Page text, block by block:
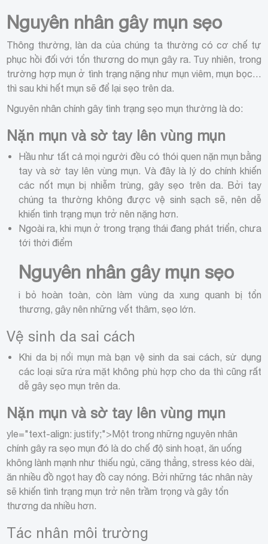
Nguyên nhân gây mụn sẹo
Thông thường, làn da của chúng ta thường có cơ chế tự
phục hồi đối với tổn thương do mụn gây ra. Tuy nhiên, trong
trường hợp mụn ở tình trạng nặng như mụn viêm, mụn bọc…
thì sau khi hết mụn sẽ để lại sẹo trên da.
Nguyên nhân chính gây tình trạng sẹo mụn thường là do:
Nặn mụn và sờ tay lên vùng mụn
Hầu như tất cả mọi người đều có thói quen nặn mụn bằng
tay và sờ tay lên vùng mụn. Và đây là lý do chính khiến
các nốt mụn bị nhiễm trùng, gây sẹo trên da. Bởi tay
chúng ta thường không được vệ sinh sạch sẽ, nên dễ
khiến tình trạng mụn trở nên nặng hơn.
Ngoài ra, khi mụn ở trong trạng thái đang phát triển, chưa
tới thời điểm
Nguyên nhân gây mụn sẹo
i bỏ hoàn toàn, còn làm vùng da xung quanh bị tổn
thương, gây nên những vết thâm, sẹo lớn.
Vệ sinh da sai cách
Khi da bị nổi mụn mà bạn vệ sinh da sai cách, sử dụng
các loại sữa rửa mặt không phù hợp cho da thì cũng rất
dễ gây sẹo mụn trên da.
Nặn mụn và sờ tay lên vùng mụn
yle="text-align: justify;">Một trong những nguyên nhân
chính gây ra sẹo mụn đó là do chế độ sinh hoạt, ăn uống
không lành mạnh như thiếu ngủ, căng thẳng, stress kéo dài,
ăn nhiều đồ ngọt hay đồ cay nóng. Bởi những tác nhân này
sẽ khiến tình trạng mụn trở nên trầm trọng và gây tổn
thương da nhiều hơn.
Tác nhân môi trường